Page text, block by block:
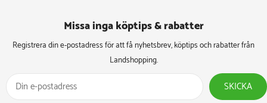
Missa inga köptips & rabatter​
Registrera din e-postadress för att få nyhetsbrev, köptips och rabatter från
Landshopping.
SKICKA